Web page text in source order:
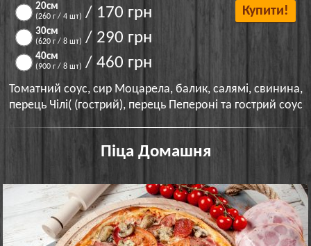
20см
(260 г / 4 шт) / 170 грн
30см
(620 г / 8 шт) / 290 грн
40см
(900 г / 8 шт) / 460 грн
Купити!
Томатний соус, сир Моцарела, балик, салямі, свинина,
перець Чілі( (гострий), перець Пепероні та гострий соус
Піца Домашня